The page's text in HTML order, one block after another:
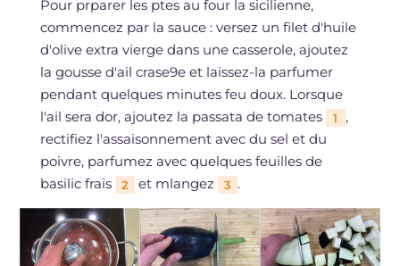
Pour prparer les ptes au four la sicilienne,
commencez par la sauce : versez un filet d'huile
d'olive extra vierge dans une casserole, ajoutez
la gousse d'ail crase9e et laissez-la parfumer
pendant quelques minutes feu doux. Lorsque
l'ail sera dor, ajoutez la passata de tomates
1
,
rectifiez l'assaisonnement avec du sel et du
poivre, parfumez avec quelques feuilles de
basilic frais
2 et mlangez 3 .